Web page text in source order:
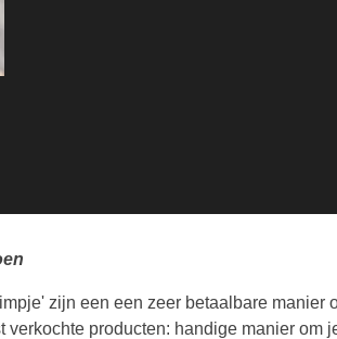
zijn een een zeer betaalbare manier
producten: handige manier om